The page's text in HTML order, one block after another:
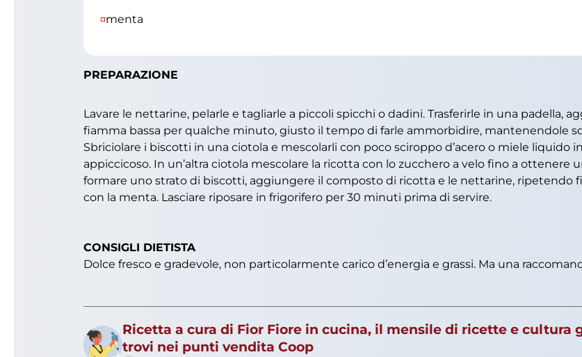
menta
PREPARAZIONE
Lavare le nettarine, pelarle e tagliarle a piccoli spicchi o dadini. Trasferirle in una padella,
fiamma bassa per qualche minuto, giusto il tempo di farle ammorbidire, mantenendole
Sbriciolare i biscotti in una ciotola e mescolarli con poco sciroppo d’acero o miele
appiccicoso. In un’altra ciotola mescolare la ricotta con lo zucchero a velo fino a ottenere
formare uno strato di biscotti, aggiungere il composto di ricotta e le nettarine, ripetendo
con la menta. Lasciare riposare in frigorifero per 30 minuti prima di servire.
CONSIGLI DIETISTA
Dolce fresco e gradevole, non particolarmente carico d’energia e grassi. Ma una
Ricetta a cura di Fior Fiore in cucina, il mensile di ricette e cultura
trovi nei punti vendita Coop